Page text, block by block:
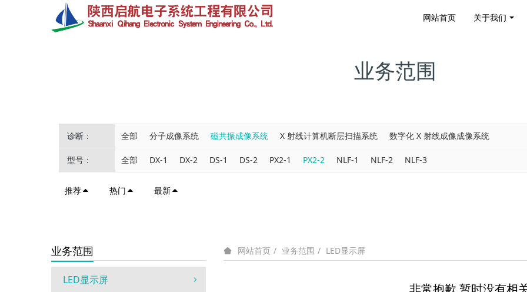
网站首页 关于我们
业务范围
诊断： 全部 分子成像系统 磁共振成像系统 X 射线计算机断层扫描系统 数字化 X 射线成像成像系统
型号： 全部 DX-1 DX-2 DS-1 DS-2 PX2-1 PX2-2 NLF-1 NLF-2 NLF-3
推荐 热门 最新
网站首页 业务范围 LED显示屏
业务范围
LED显示屏